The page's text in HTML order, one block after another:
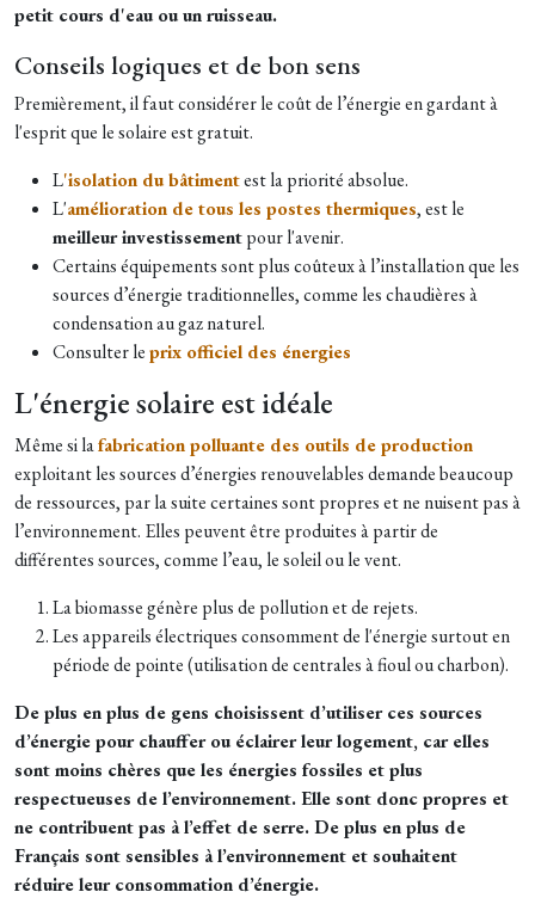
petit cours d'eau ou un ruisseau.
Conseils logiques et de bon sens
Premièrement, il faut considérer le coût de l’énergie en gardant à
l'esprit que le solaire est gratuit.
L'isolation du bâtimentest la priorité absolue.
L'amélioration de tous les postes thermiques, est le
meilleur investissementpour l'avenir.
Certains équipements sont plus coûteux à l’installation que les
sources d’énergie traditionnelles, comme les chaudières à
condensation au gaz naturel.
Consulter leprix officiel des énergies
L'énergie solaire est idéale
Même si lafabrication polluante des outils de production
exploitant les sources d’énergies renouvelables demande beaucoup
de ressources, par la suite certaines sont propres et ne nuisent pas à
l’environnement. Elles peuvent être produites à partir de
différentes sources, comme l’eau, le soleil ou le vent.
La biomasse génère plus de pollution et de rejets.
Les appareils électriques consomment de l'énergie surtout en
période de pointe (utilisation de centrales à fioul ou charbon).
De plus en plus de gens choisissent d’utiliser ces sources
d’énergie pour chauffer ou éclairer leur logement, car elles
sont moins chères que les énergies fossiles et plus
respectueuses de l’environnement. Elle sont donc propres et
ne contribuent pas à l’effet de serre. De plus en plus de
Français sont sensibles à l’environnement et souhaitent
réduire leur consommation d’énergie.